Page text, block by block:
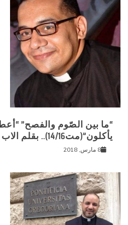
“ما بين الصّوم والفصح”
يأكلون”(مت14/16).. بقلم الاب بيوس فرج
8 مارس, 2018